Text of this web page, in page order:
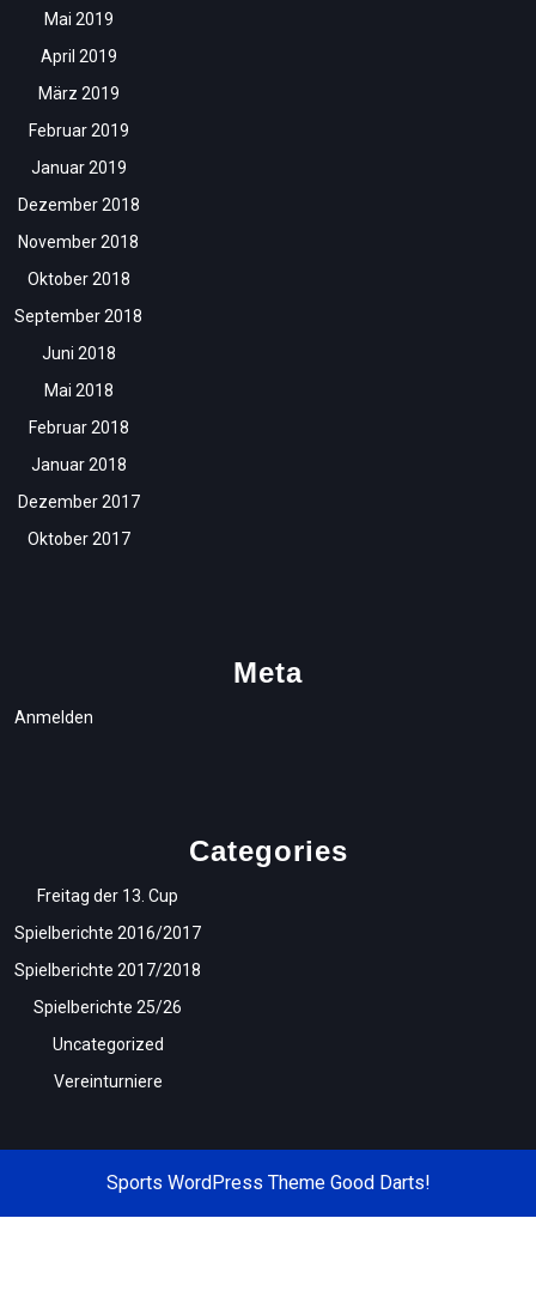
Mai 2019
April 2019
März 2019
Februar 2019
Januar 2019
Dezember 2018
November 2018
Oktober 2018
September 2018
Juni 2018
Mai 2018
Februar 2018
Januar 2018
Dezember 2017
Oktober 2017
Meta
Anmelden
Categories
Freitag der 13. Cup
Spielberichte 2016/2017
Spielberichte 2017/2018
Spielberichte 25/26
Uncategorized
Vereinturniere
Sports WordPress ThemeGood Darts!